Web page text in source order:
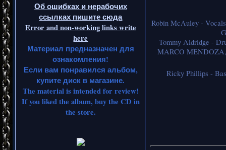
Об ошибках и нерабочих
ссылках пишите сюда
Error and non-working links write
here
Материал предназначен для
ознакомления!
Если вам понравился альбом,
купите диск в магазине.
The material is intended for review!
If you liked the album, buy the CD in
the store.
Robin McAuley -
Tommy Aldridge -
MARCO
Ricky Phillips -